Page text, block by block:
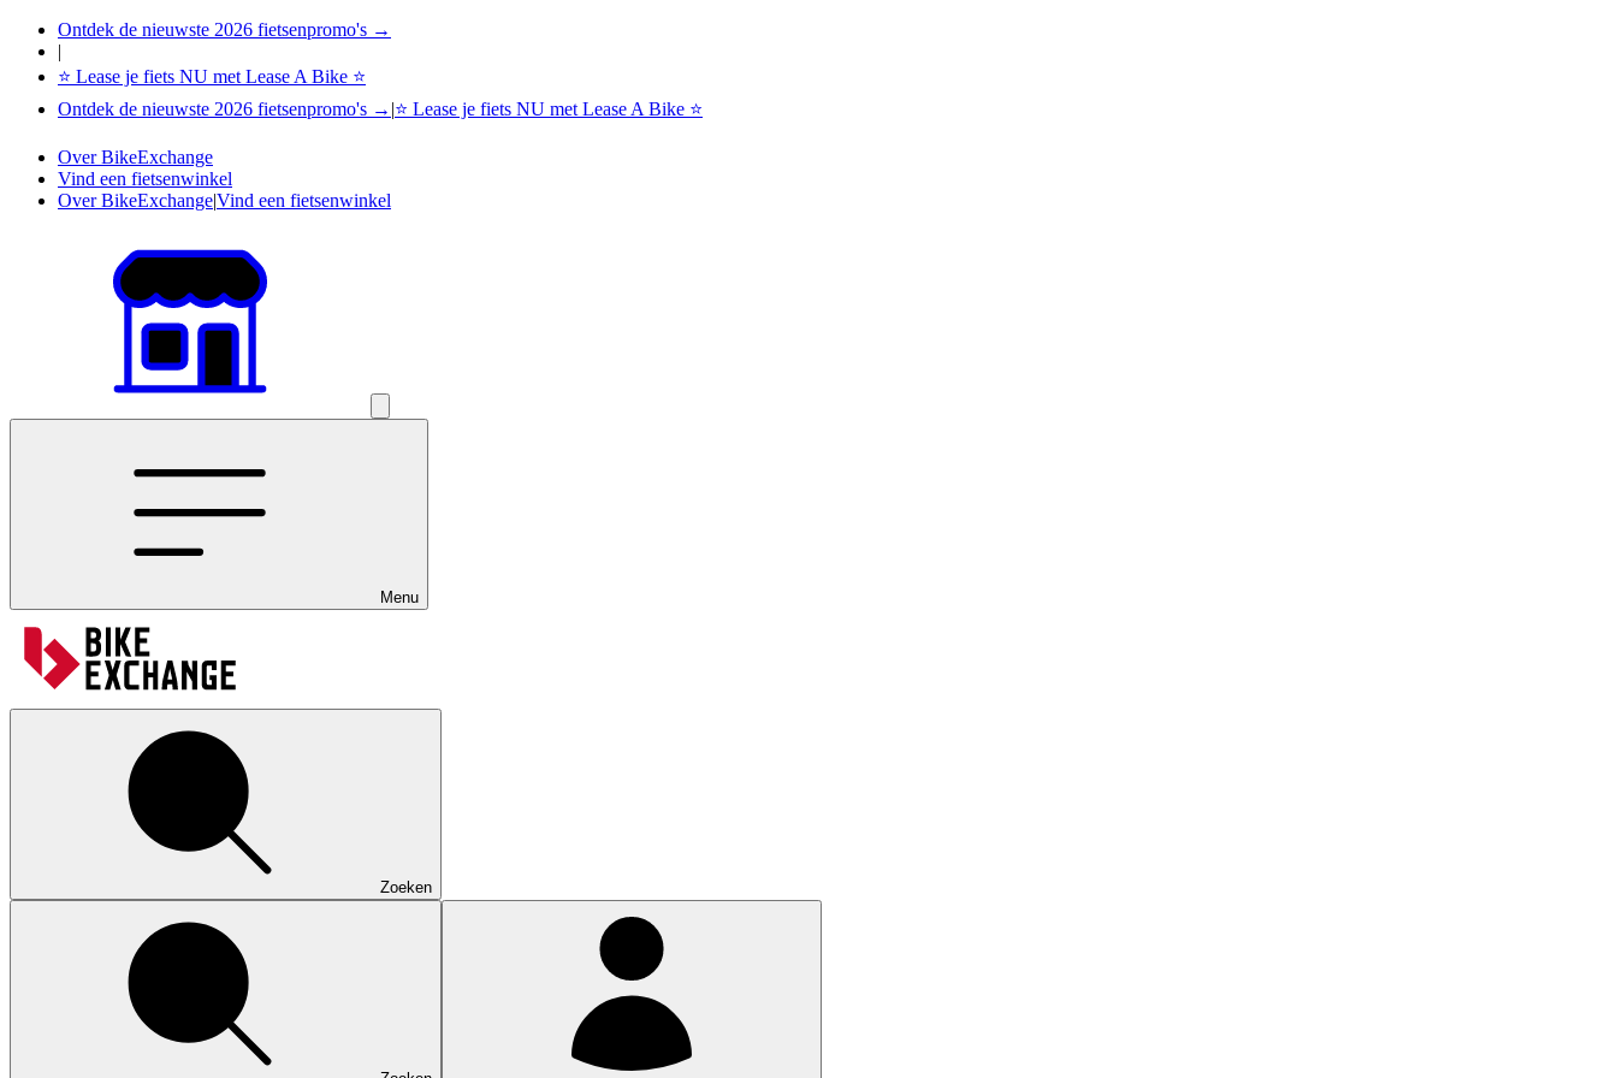
Ontdek de nieuwste 2026 fietsenpromo's →
|
⭐ Lease je fiets NU met Lease A Bike ⭐
Ontdek de nieuwste 2026 fietsenpromo's → |⭐ Lease je fiets NU met Lease A Bike ⭐
Over BikeExchange
Vind een fietsenwinkel
Over BikeExchange|Vind een fietsenwinkel
Menu
Zoeken